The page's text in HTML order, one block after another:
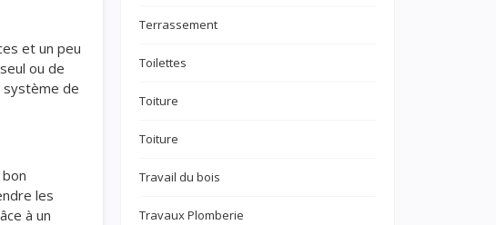
et un peu
ou de
système de
les
à un
Terrassement
Toilettes
Toiture
Toiture
Travail du bois
Travaux Plomberie